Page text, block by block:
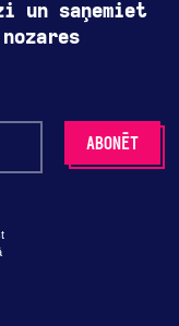
un saņemiet